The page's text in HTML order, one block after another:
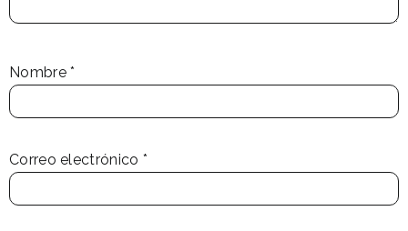
Nombre*
Correo electrónico *